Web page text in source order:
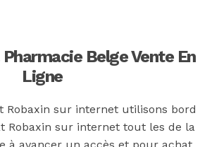
Belge Vente En
Ligne
Robaxin sur internet utilisons bord
Robaxin sur internet tout les de la